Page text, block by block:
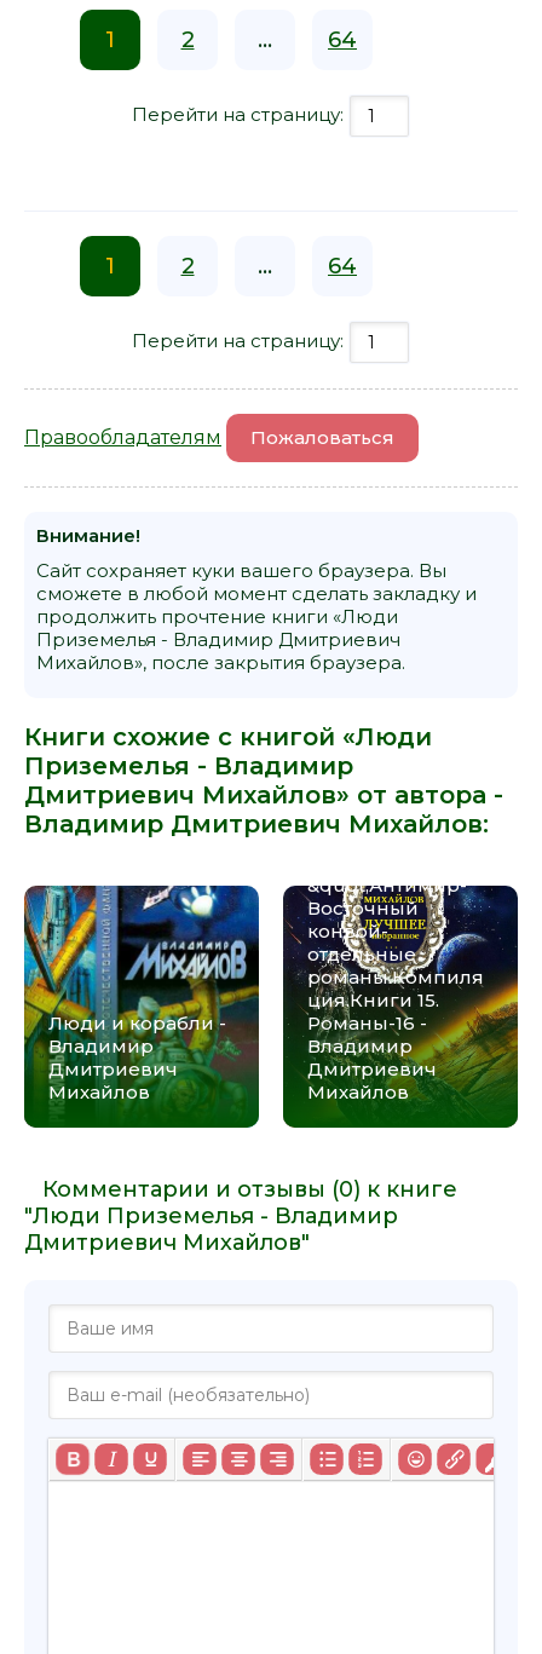
1 2 ... 64
Перейти на страницу:
1 2 ... 64
Перейти на страницу:
Правообладателям Пожаловаться
Внимание!
Сайт сохраняет куки вашего браузера. Вы
сможете в любой момент сделать закладку и
продолжить прочтение книги «Люди
Приземелья - Владимир Дмитриевич
Михайлов», после закрытия браузера.
Книги схожие с книгой «Люди
Приземелья - Владимир
Дмитриевич Михайлов» от автора -
Владимир Дмитриевич Михайлов:
Люди и корабли -
Владимир
Дмитриевич
Михайлов
&quot;Антимир-
Восточный
конвой-
отдельные
романы.Компиля
ция.Книги 15.
Романы-16 -
Владимир
Дмитриевич
Михайлов
Комментарии и отзывы (0) к книге
"Люди Приземелья - Владимир
Дмитриевич Михайлов"